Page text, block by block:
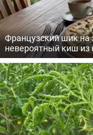
Французский шик на
невероятный киш из